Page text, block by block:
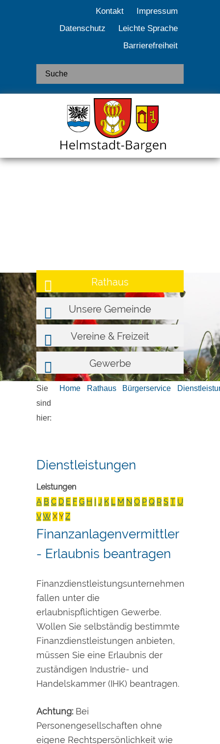
Kontakt
Impressum
Datenschutz
Leichte Sprache
Barrierefreiheit
Rathaus
Unsere Gemeinde
Vereine & Freizeit
Gewerbe
Sie
sind
hier:
Home Rathaus Bürgerservice
Dienstleistungen
Leistungen
A B C D E F G H I J K L M N O P Q R S T U
VW XY Z
Finanzanlagenvermittler
- Erlaubnis beantragen
Finanzdienstleistungsunternehmen
fallen unter die
erlaubnispflichtigen Gewerbe.
Wollen Sie selbständig bestimmte
Finanzdienstleistungen anbieten,
müssen Sie eine Erlaubnis der
zuständigen Industrie- und
Handelskammer (IHK) beantragen.
Achtung: Bei
Personengesellschaften ohne
eigene Rechtspersönlichkeit wie